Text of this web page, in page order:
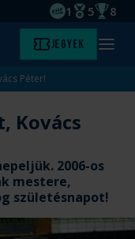
EHF
1
Magyar
5 8
Jegyek Menü
Péter!
Kovács
2006-os
mestere,
születésnapot!